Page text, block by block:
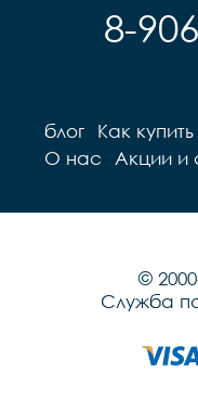
8-
блог Как купить
О нас
Акции и
©
Служба